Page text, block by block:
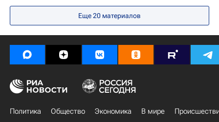
Белоруссия
Рособоронэкспорт
Еще20 материалов
Политика Общество Экономика В мире